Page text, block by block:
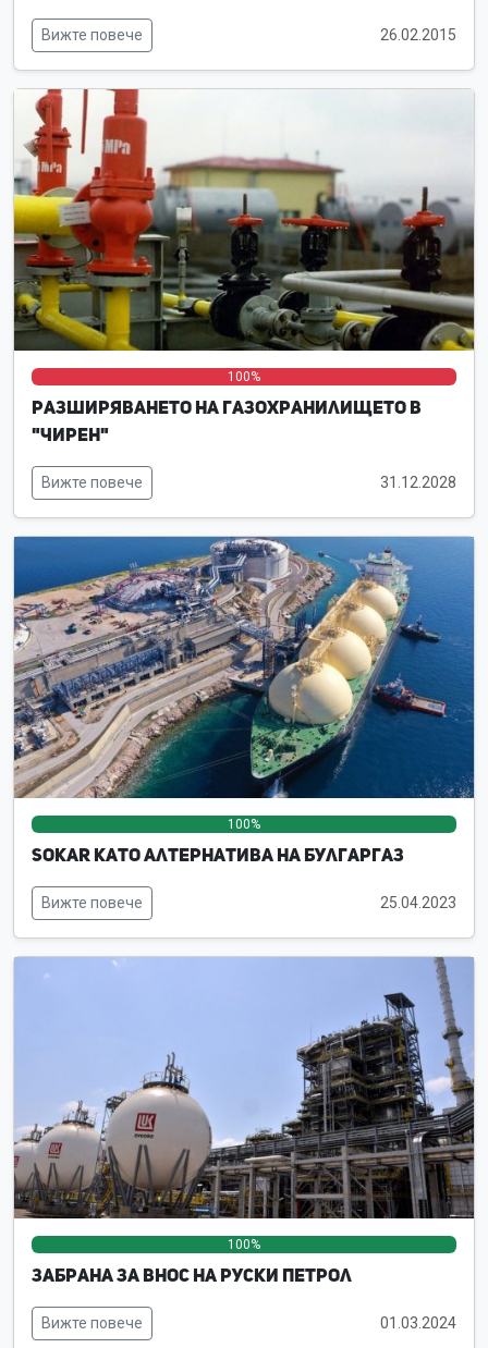
Вижте повече 26.02.2015
0%
0% 100%
Разширяването на газохранилището в
"Чирен"
Вижте повече 31.12.2028
100%
SOKAR като алтернатива на Булгаргаз
Вижте повече 25.04.2023
100%
Забрана за внос на руски петрол
Вижте повече 01.03.2024